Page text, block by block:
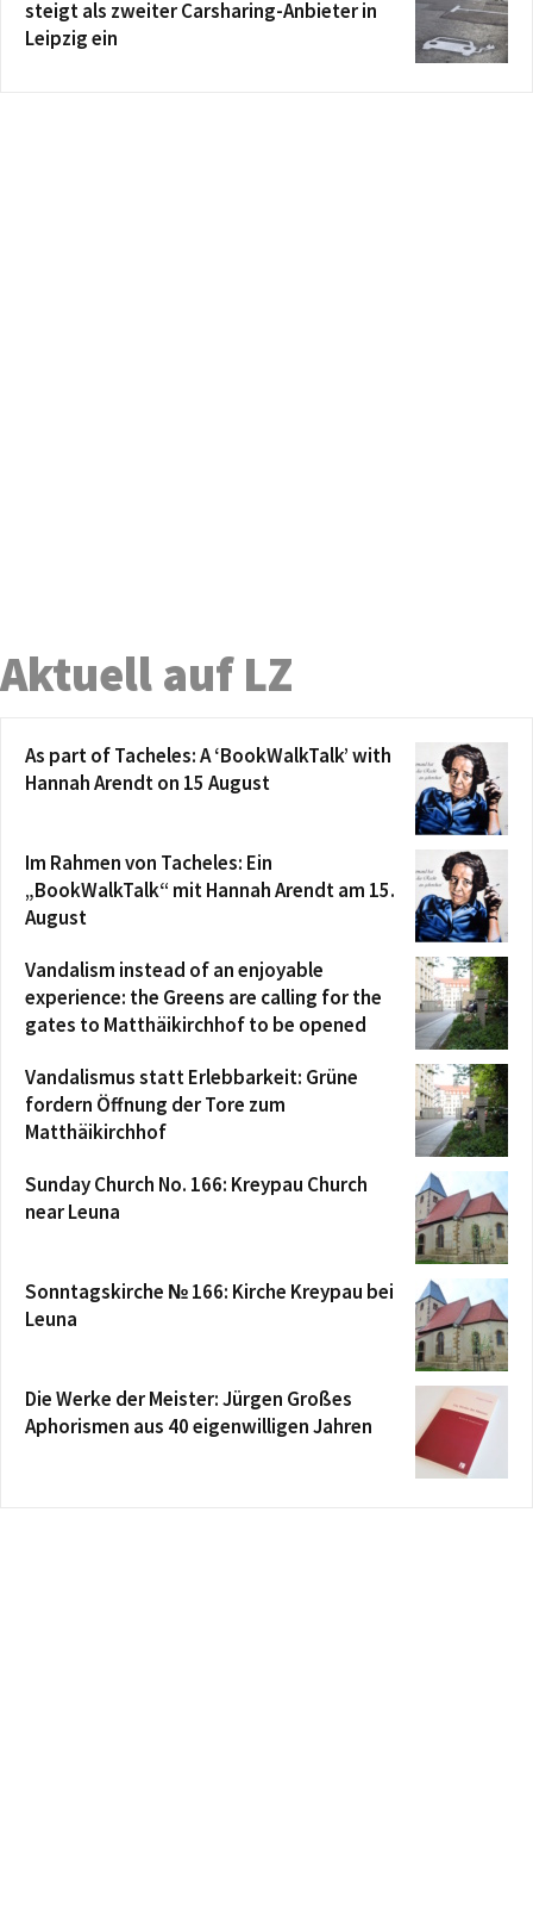
steigt als zweiter Carsharing-Anbieter in
Leipzig ein
Aktuell auf LZ
As part of Tacheles: A ‘BookWalkTalk’ with
Hannah Arendt on 15 August
Im Rahmen von Tacheles: Ein
„BookWalkTalk“ mit Hannah Arendt am 15.
August
Vandalism instead of an enjoyable
experience: the Greens are calling for the
gates to Matthäikirchhof to be opened
Vandalismus statt Erlebbarkeit: Grüne
fordern Öffnung der Tore zum
Matthäikirchhof
Sunday Church No. 166: Kreypau Church
near Leuna
Sonntagskirche № 166: Kirche Kreypau bei
Leuna
Die Werke der Meister: Jürgen Großes
Aphorismen aus 40 eigenwilligen Jahren